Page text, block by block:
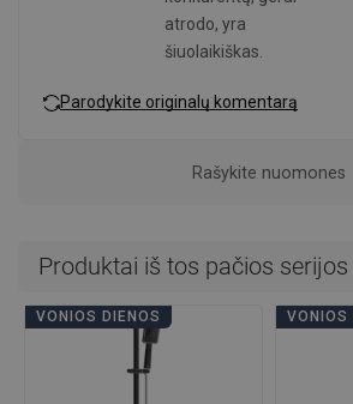
atrodo, yra
šiuolaikiškas.
Parodykite originalų komentarą
Rašykite nuomones
Produktai iš tos pačios serijos
VONIOS DIENOS VONIOS